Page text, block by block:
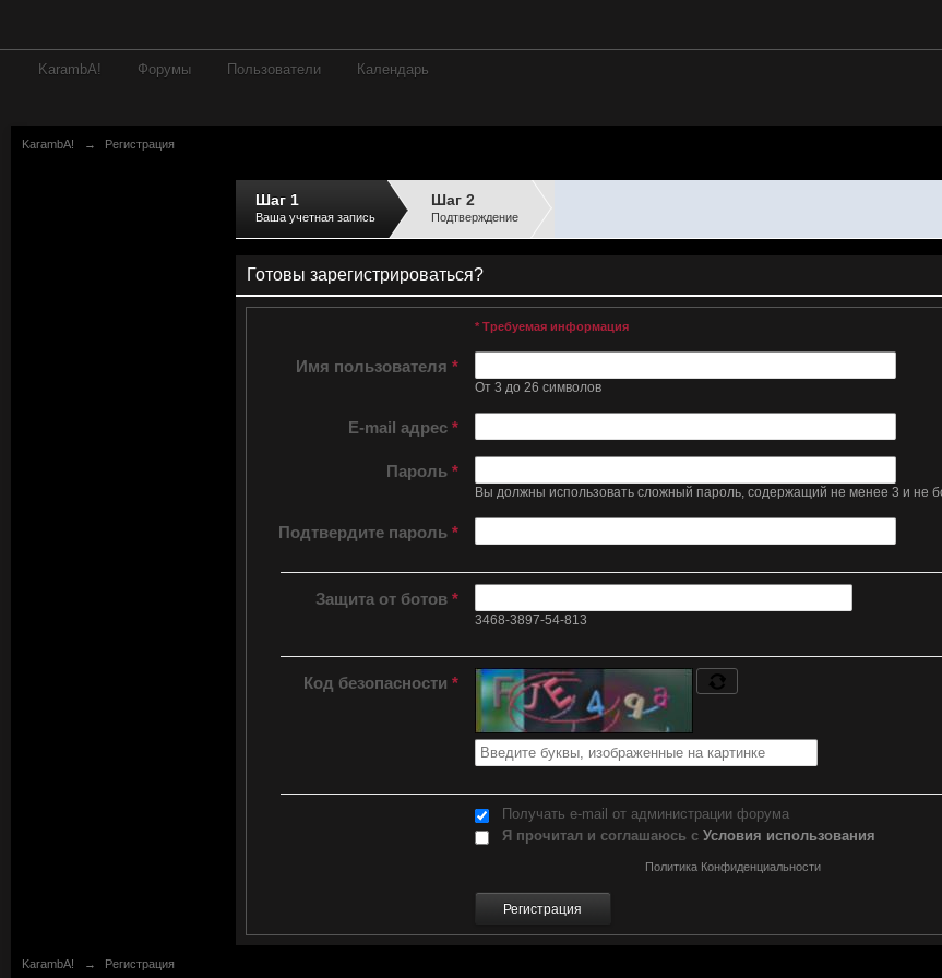
KarambA! Форумы Пользователи Календарь
KarambA! → Регистрация
Шаг 1
Ваша учетная запись
Шаг 2
Подтверждение
Готовы зарегистрироваться?
* Требуемая информация
Имя пользователя *
От 3 до 26 символов
E-mail адрес *
Пароль *
Вы должны использовать сложный пароль, содержащий не менее 3 и не
Подтвердите пароль *
Защита от ботов *
3468-3897-54-813
Код безопасности *
Получать e-mail от администрации форума
Я прочитал и соглашаюсь с Условия использования
Политика Конфиденциальности
KarambA! → Регистрация